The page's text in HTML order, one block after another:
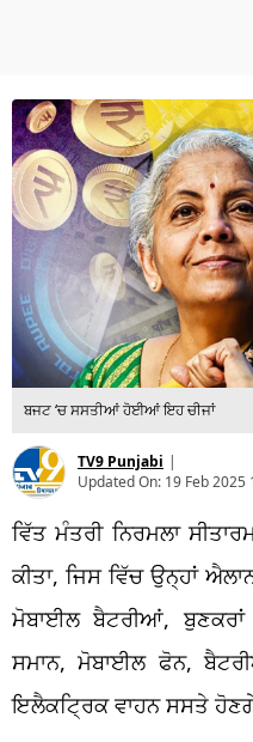
ਬਜਟ ‘ਚ ਸਸਤੀਆਂ ਹੋਈਆਂ ਇਹ ਚੀਜਾਂ
TV9 Punjabi |
Updated On: 19 Feb 2025
ਵਿੱਤ ਮੰਤਰੀ ਨਿਰਮਲਾ
ਕੀਤਾ, ਜਿਸ ਵਿੱਚ ਉਨ੍ਹਾਂ
ਮੋਬਾਈਲ ਬੈਟਰੀਆਂ,
ਸਮਾਨ, ਮੋਬਾਈਲ ਫੋਨ,
ਇਲੈਕਟ੍ਰਿਕ ਵਾਹਨ ਸਸਤੇ